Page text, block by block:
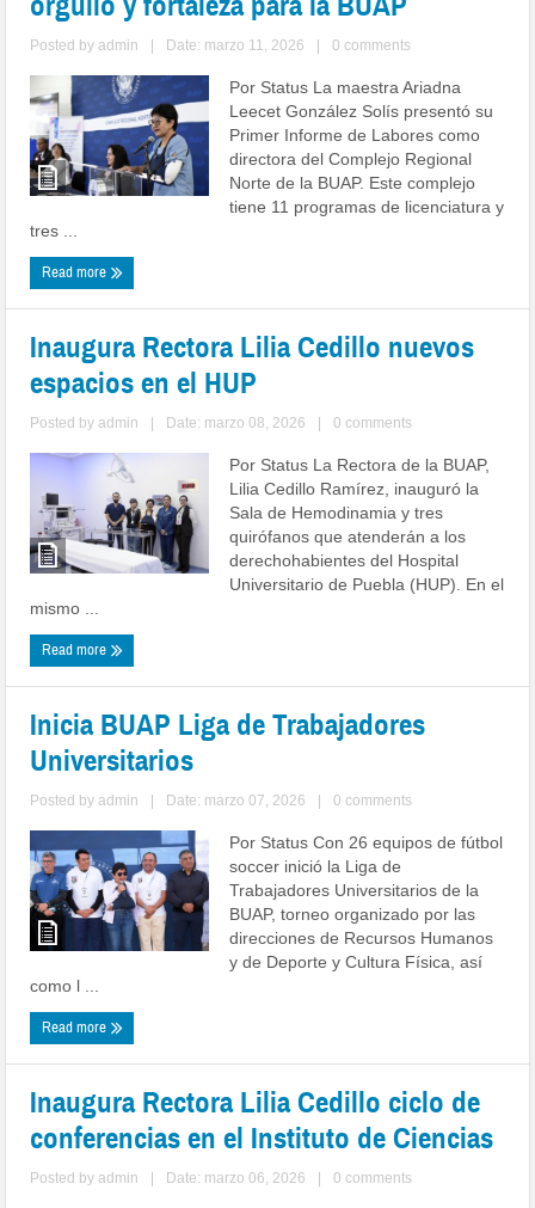
Posted byadmin Date: marzo 11, 2026 0 comments
Por Status La maestra Ariadna
Leecet González Solís presentó su
Primer Informe de Labores como
directora del Complejo Regional
Norte de la BUAP. Este complejo
tiene 11 programas de licenciatura y
tres ...
Read more
Inaugura Rectora Lilia Cedillo nuevos
espacios en el HUP
Posted byadmin Date: marzo 08, 2026 0 comments
Por Status La Rectora de la BUAP,
Lilia Cedillo Ramírez, inauguró la
Sala de Hemodinamia y tres
quirófanos que atenderán a los
derechohabientes del Hospital
Universitario de Puebla (HUP). En el
mismo ...
Read more
Inicia BUAP Liga de Trabajadores
Universitarios
Posted byadmin Date: marzo 07, 2026 0 comments
Por Status Con 26 equipos de fútbol
soccer inició la Liga de
Trabajadores Universitarios de la
BUAP, torneo organizado por las
direcciones de Recursos Humanos
y de Deporte y Cultura Física, así
como l ...
Read more
Inaugura Rectora Lilia Cedillo ciclo de
conferencias en el Instituto de Ciencias
Posted byadmin Date: marzo 06, 2026 0 comments